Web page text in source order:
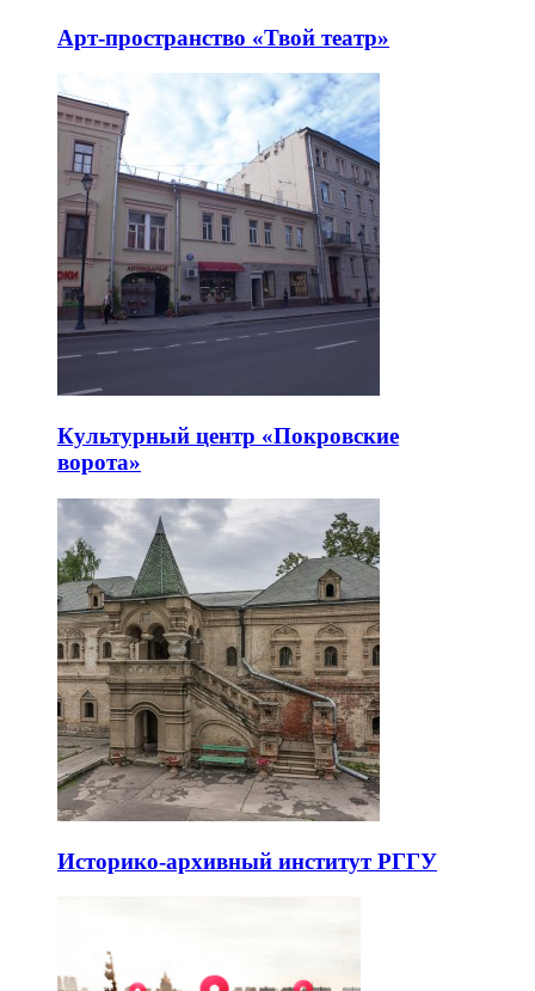
Арт-пространство «Твой театр»
Культурный центр «Покровские
ворота»
Историко-архивный институт РГГУ